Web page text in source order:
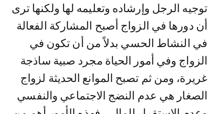
توجيه الرجل وإرشاده وتعليمه لها ولكنها ترى
أن دورها في الزواج أصبح المشاركة الفعالة
في النشاط الحسي بدلاً من أن تكون في
الزواج وفي أمور الحياة مجرد صبية ساذجة
غريرة، ومن ثم تصبح الموانع الحديثة لزواج
الصغار هي عدم النضج الاجتماعي والنفسي